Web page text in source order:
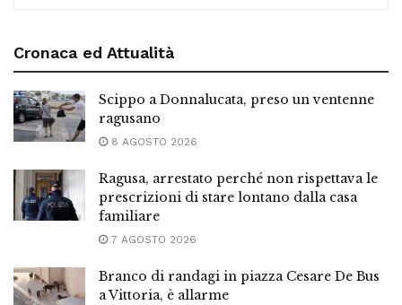
Cronaca ed Attualità
Scippo a Donnalucata, preso un ventenne
ragusano
8 AGOSTO 2026
Ragusa, arrestato perché non rispettava le
prescrizioni di stare lontano dalla casa
familiare
7 AGOSTO 2026
Branco di randagi in piazza Cesare De Bus
a Vittoria, è allarme